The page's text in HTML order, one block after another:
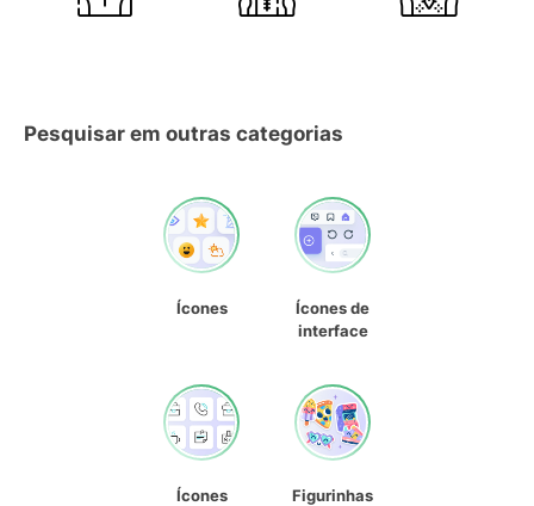
Pesquisar em outras categorias
Ícones
Ícones de
interface
Ícones
Figurinhas